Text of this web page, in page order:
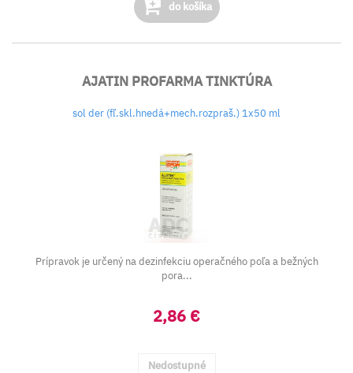
do košíka
AJATIN PROFARMA TINKTÚRA
sol der (fľ.skl.hnedá+mech.rozpraš.) 1x50 ml
Prípravok je určený na dezinfekciu operačného poľa a bežných
pora...
2,86 €
Nedostupné